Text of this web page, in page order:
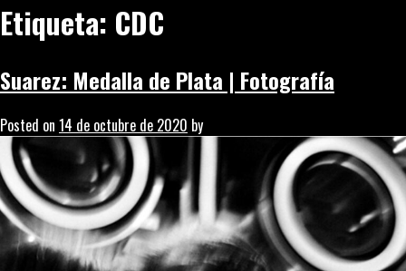
Etiqueta: CDC
Suarez: Medalla de Plata | Fotografía
Posted on 14 de octubre de 2020 by